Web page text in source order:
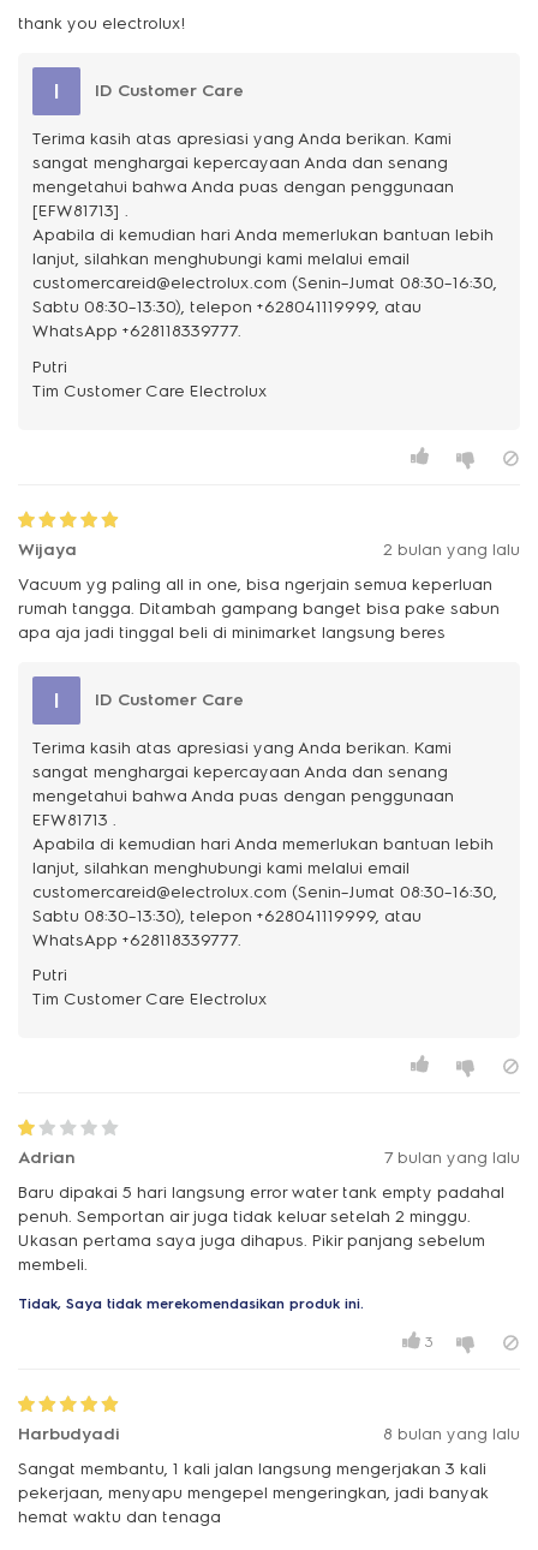
thank you electrolux!
I ID Customer Care
Terima kasih atas apresiasi yang Anda berikan. Kami
sangat menghargai kepercayaan Anda dan senang
mengetahui bahwa Anda puas dengan penggunaan
[EFW81713] .
Apabila di kemudian hari Anda memerlukan bantuan lebih
lanjut, silahkan menghubungi kami melalui email
customercareid@electrolux.com (Senin–Jumat 08:30–16:30,
Sabtu 08:30–13:30), telepon +628041119999, atau
WhatsApp +628118339777.
Putri
Wijaya
2 bulan yang lalu
Vacuum yg paling all in one, bisa ngerjain semua keperluan
rumah tangga. Ditambah gampang banget bisa pake sabun
apa aja jadi tinggal beli di minimarket langsung beres
I ID Customer Care
Terima kasih atas apresiasi yang Anda berikan. Kami
sangat menghargai kepercayaan Anda dan senang
mengetahui bahwa Anda puas dengan penggunaan
EFW81713 .
Apabila di kemudian hari Anda memerlukan bantuan lebih
lanjut, silahkan menghubungi kami melalui email
customercareid@electrolux.com (Senin–Jumat 08:30–16:30,
Sabtu 08:30–13:30), telepon +628041119999, atau
WhatsApp +628118339777.
Putri
Adrian
7 bulan yang lalu
Baru dipakai 5 hari langsung error water tank empty padahal
penuh. Semportan air juga tidak keluar setelah 2 minggu.
Ukasan pertama saya juga dihapus. Pikir panjang sebelum
membeli.
Tidak, Saya tidak merekomendasikan produk ini.
3
Harbudyadi
8 bulan yang lalu
Sangat membantu, 1 kali jalan langsung mengerjakan 3 kali
pekerjaan, menyapu mengepel mengeringkan, jadi banyak
hemat waktu dan tenaga